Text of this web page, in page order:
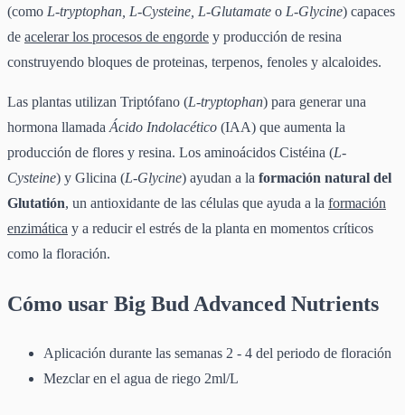
(como L-tryptophan, L-Cysteine, L-Glutamate o L-Glycine) capaces
de acelerar los procesos de engorde y producción de resina
construyendo bloques de proteinas, terpenos, fenoles y alcaloides.
Las plantas utilizan Triptófano (L-tryptophan) para generar una
hormona llamada Ácido Indolacético (IAA) que aumenta la
producción de flores y resina. Los aminoácidos Cistéina (L-
Cysteine) y Glicina (L-Glycine) ayudan a la formación natural del
Glutatión, un antioxidante de las células que ayuda a la formación
enzimática y a reducir el estrés de la planta en momentos críticos
como la floración.
Cómo usar Big Bud Advanced Nutrients
Aplicación durante las semanas 2 - 4 del periodo de floración
Mezclar en el agua de riego 2ml/L